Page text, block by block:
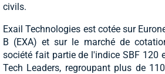
civils.
Exail Technologies est cotée sur
B (EXA) et sur le marché de
société fait partie de l'indice SBF 120
Tech Leaders, regroupant plus de